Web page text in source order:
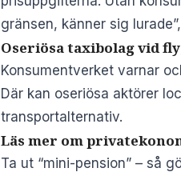
gränsen, känner sig
Oseriösa taxibolag vid
Konsumentverket varnar
Där kan oseriösa aktörer
transportalternativ.
Läs mer om
Ta ut “mini-pension” – så